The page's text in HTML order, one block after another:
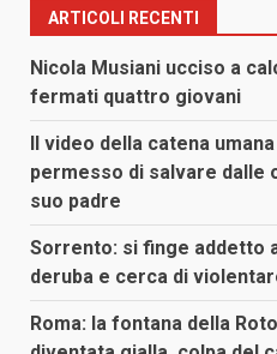
ARTICOLI RECENTI
Nicola Musiani ucciso a
fermati quattro giovani
Il video della catena
permesso di salvare dalle
suo padre
Sorrento: si finge addetto
deruba e cerca di
Roma: la fontana della